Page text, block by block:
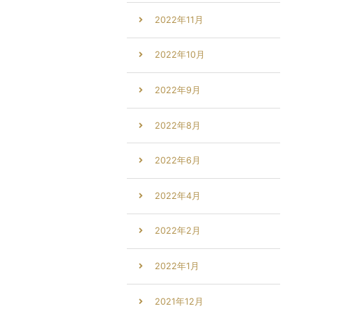
2022年11月
2022年10月
2022年9月
2022年8月
2022年6月
2022年4月
2022年2月
2022年1月
2021年12月